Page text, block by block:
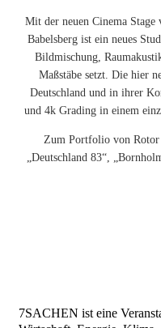
Mit der neuen Cinema
Babelsberg ist ein neues
Bildmischung,
Maßstäbe setzt. Die hier
Deutschland und in ihrer
und 4k Grading in einem
Zum Portfolio von Rotor
„Deutschland 83“,
7SACHEN ist eine